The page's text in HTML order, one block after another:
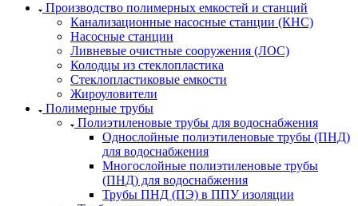
Производство полимерных емкостей и станций
Канализационные насосные станции (КНС)
Насосные станции
Ливневые очистные сооружения (ЛОС)
Колодцы из стеклопластика
Стеклопластиковые емкости
Жироуловители
Полимерные трубы
Полиэтиленовые трубы для водоснабжения
Однослойные полиэтиленовые трубы (ПНД)
для водоснабжения
Многослойные полиэтиленовые трубы
(ПНД) для водоснабжения
Трубы ПНД (ПЭ) в ППУ изоляции